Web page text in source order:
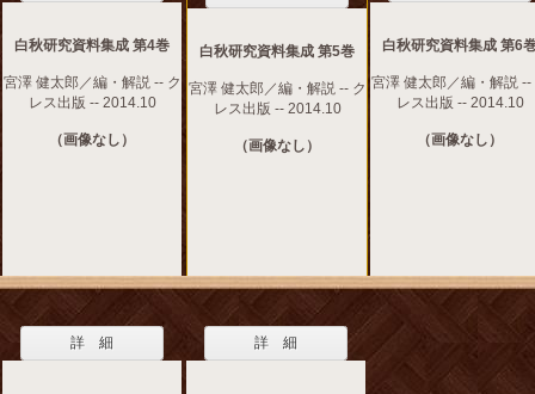
白秋研究資料集成 第4巻
宮澤 健太郎／編・解説 -- ク
レス出版 -- 2014.10
（画像なし）
白秋研究資料集成 第5巻
宮澤 健太郎／編・解説 -- ク
レス出版 -- 2014.10
（画像なし）
白秋研究資料集成 第6
宮澤 健太郎／編・解説 --
レス出版 -- 2014.10
（画像なし）
詳 細 詳 細